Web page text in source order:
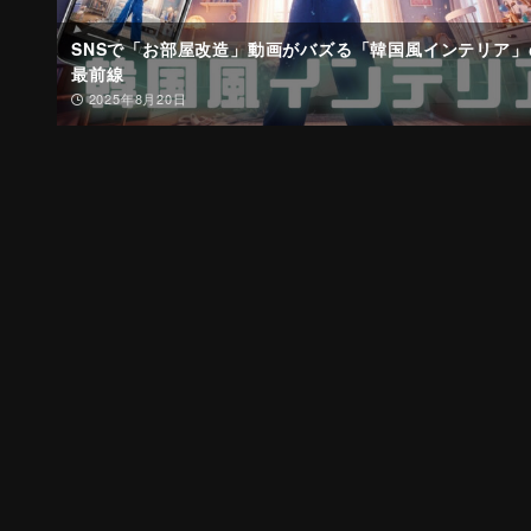
SNSで「お部屋改造」動画がバズる「韓国風インテリア
最前線
2025年8月20日